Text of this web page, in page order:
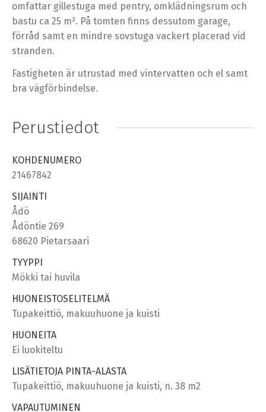
omfattar gillestuga med pentry, omklädningsrum och
bastu ca 25 m². På tomten finns dessutom garage,
förråd samt en mindre sovstuga vackert placerad vid
stranden.
Fastigheten är utrustad med vintervatten och el samt
bra vägförbindelse.
Perustiedot
KOHDENUMERO
21467842
SIJAINTI
Ådö
Ådöntie 269
68620 Pietarsaari
TYYPPI
Mökki tai huvila
HUONEISTOSELITELMÄ
Tupakeittiö, makuuhuone ja kuisti
HUONEITA
Ei luokiteltu
LISÄTIETOJA PINTA-ALASTA
Tupakeittiö, makuuhuone ja kuisti, n. 38 m2
VAPAUTUMINEN